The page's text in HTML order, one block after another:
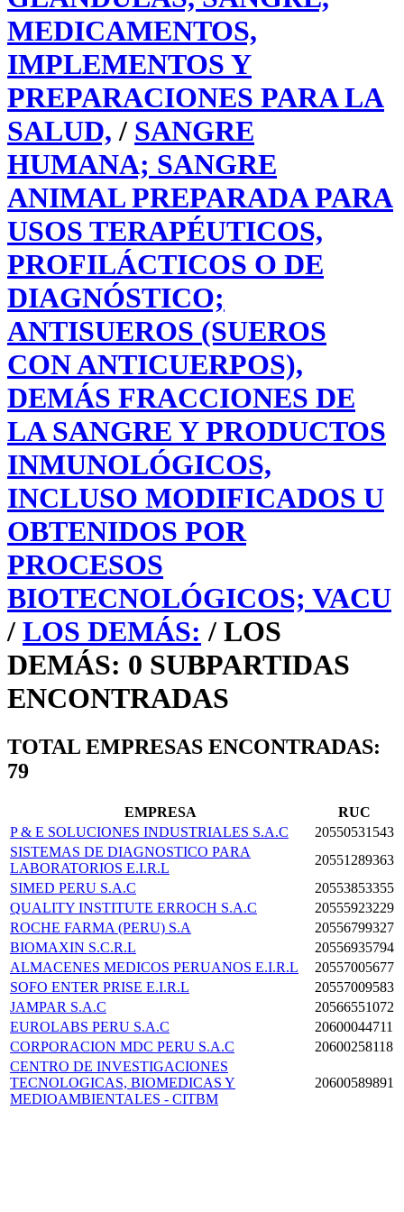
MEDICAMENTOS,
IMPLEMENTOS Y
PREPARACIONES PARA LA
SALUD, / SANGRE
HUMANA; SANGRE
ANIMAL PREPARADA PARA
USOS TERAPÉUTICOS,
PROFILÁCTICOS O DE
DIAGNÓSTICO;
ANTISUEROS (SUEROS
CON ANTICUERPOS),
DEMÁS FRACCIONES DE
LA SANGRE Y PRODUCTOS
INMUNOLÓGICOS,
INCLUSO MODIFICADOS U
OBTENIDOS POR
PROCESOS
BIOTECNOLÓGICOS; VACU
/ LOS DEMÁS: / LOS
DEMÁS: 0 SUBPARTIDAS
ENCONTRADAS
TOTAL EMPRESAS ENCONTRADAS:
79
EMPRESA
RUC
P & E SOLUCIONES INDUSTRIALES S.A.C
20550531543
SISTEMAS DE DIAGNOSTICO PARA
LABORATORIOS E.I.R.L
20551289363
SIMED PERU S.A.C
20553853355
QUALITY INSTITUTE ERROCH S.A.C
20555923229
ROCHE FARMA (PERU) S.A
20556799327
BIOMAXIN S.C.R.L
20556935794
ALMACENES MEDICOS PERUANOS E.I.R.L
20557005677
SOFO ENTER PRISE E.I.R.L
20557009583
JAMPAR S.A.C
20566551072
EUROLABS PERU S.A.C
20600044711
CORPORACION MDC PERU S.A.C
20600258118
CENTRO DE INVESTIGACIONES
TECNOLOGICAS, BIOMEDICAS Y
MEDIOAMBIENTALES - CITBM
20600589891